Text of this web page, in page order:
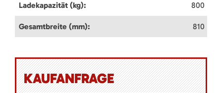
Ladekapazität (kg): 800
Gesamtbreite (mm): 810
KAUFANFRAGE